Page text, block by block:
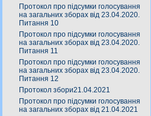
Протокол про підсумки голосування
на загальних зборах від 23.04.2020.
Питання 10
Протокол про підсумки голосування
на загальних зборах від 23.04.2020.
Питання 11
Протокол про підсумки голосування
на загальних зборах від 23.04.2020.
Питання 12
Протокол збори21.04.2021
Протокол про підсумки голосування
на загальних зборах від 21.04.2021